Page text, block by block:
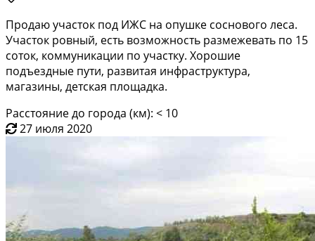
Продаю участок под ИЖС на опушке соснового леса.
Участок ровный, есть возможность размежевать по 15
соток, коммуникации по участку. Хорошие
подъездные пути, развитая инфраструктура,
магазины, детская площадка.
Расстояние до города (км): < 10
27 июля 2020